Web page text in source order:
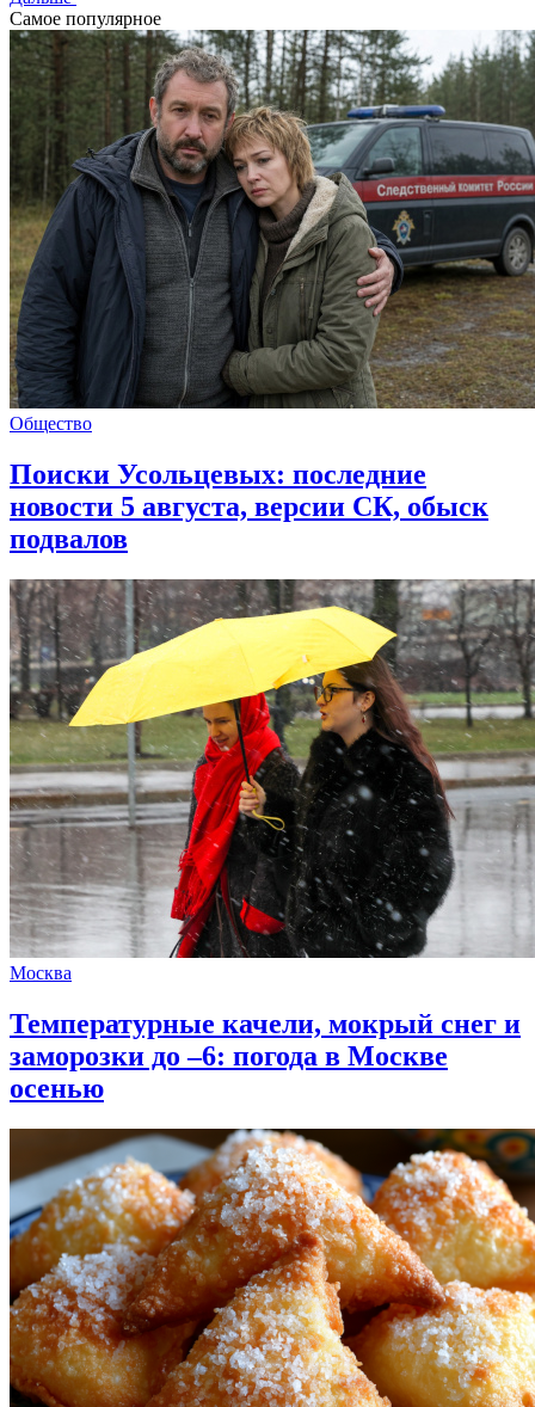
Самое популярное
Общество
Поиски Усольцевых: последние
новости 5 августа, версии СК, обыск
подвалов
Москва
Температурные качели, мокрый снег и
заморозки до –6: погода в Москве
осенью